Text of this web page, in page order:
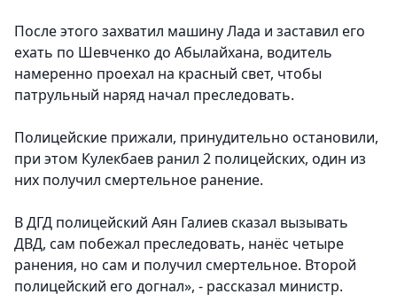
После этого захватил машину Лада и заставил его
ехать по Шевченко до Абылайхана, водитель
намеренно проехал на красный свет, чтобы
патрульный наряд начал преследовать.
Полицейские прижали, принудительно остановили,
при этом Кулекбаев ранил 2 полицейских, один из
них получил смертельное ранение.
В ДГД полицейский Аян Галиев сказал вызывать
ДВД, сам побежал преследовать, нанёс четыре
ранения, но сам и получил смертельное. Второй
полицейский его догнал», - рассказал министр.